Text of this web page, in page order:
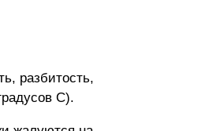
разбитость,
С).